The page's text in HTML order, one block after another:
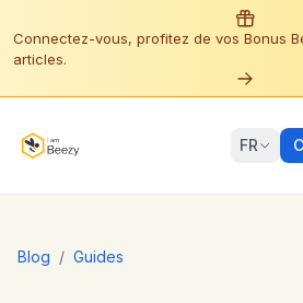
Connectez-vous, profitez de vos Bonus
articles.
FR
Blog / Guides